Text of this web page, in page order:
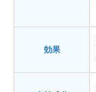
効果